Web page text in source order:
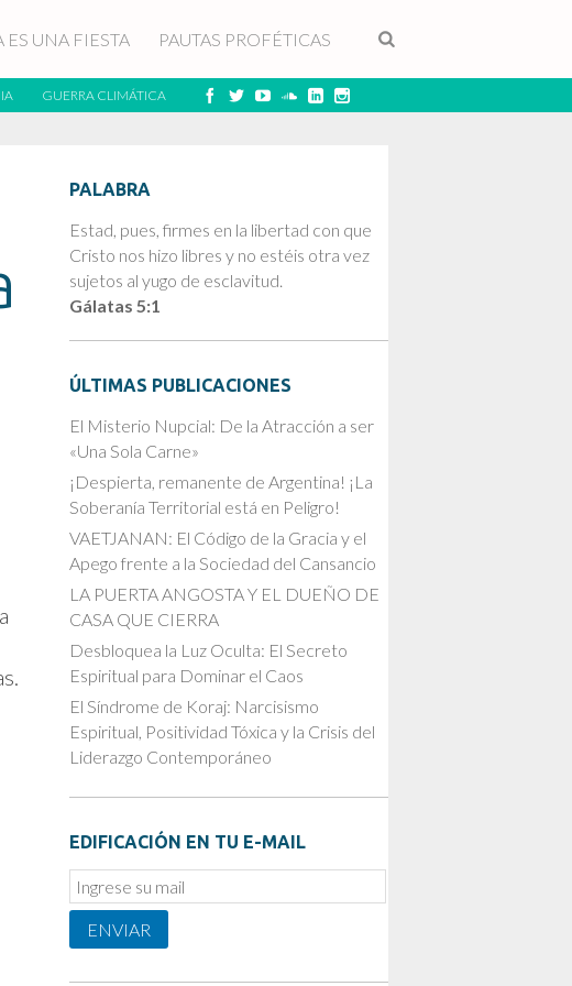
ES UNA FIESTA PAUTAS PROFÉTICAS
GUERRA CLIMÁTICA
PALABRA
Estad, pues, firmes en la libertad con que
Cristo nos hizo libres y no estéis otra vez
sujetos al yugo de esclavitud.
Gálatas 5:1
ÚLTIMAS PUBLICACIONES
El Misterio Nupcial: De la Atracción a ser
«Una Sola Carne»
¡Despierta, remanente de Argentina! ¡La
Soberanía Territorial está en Peligro!
VAETJANAN: El Código de la Gracia y el
Apego frente a la Sociedad del Cansancio
LA PUERTA ANGOSTA Y EL DUEÑO DE
CASA QUE CIERRA
Desbloquea la Luz Oculta: El Secreto
Espiritual para Dominar el Caos
El Síndrome de Koraj: Narcisismo
Espiritual, Positividad Tóxica y la Crisis del
Liderazgo Contemporáneo
EDIFICACIÓN EN TU E-MAIL
Email
Subscription
ENVIAR